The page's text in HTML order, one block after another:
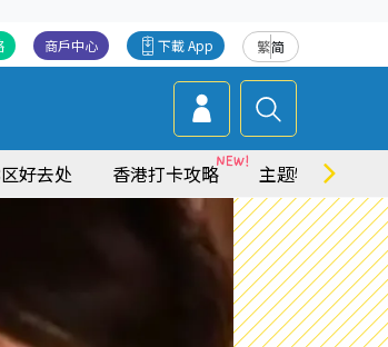
繁简
下載 App
商戶中心
好去处 香港打卡攻略 主题特集